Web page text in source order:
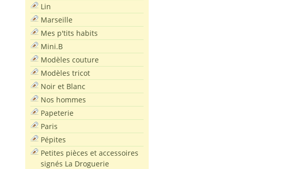
Lin
Marseille
Mes p'tits habits
Mini.B
Modèles couture
Modèles tricot
Noir et Blanc
Nos hommes
Papeterie
Paris
Pépites
Petites pièces et accessoires
signés La Droguerie